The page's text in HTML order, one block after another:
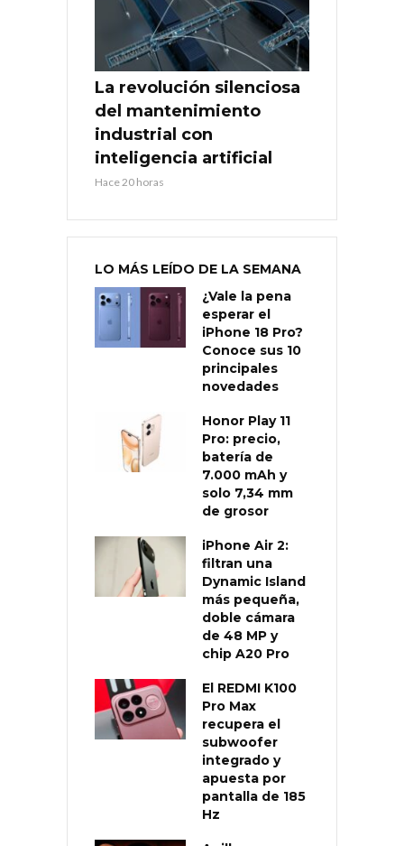
La revolución silenciosa
del mantenimiento
industrial con
inteligencia artificial
Hace 20 horas
LO MÁS LEÍDO DE LA SEMANA
¿Vale la pena
esperar el
iPhone 18 Pro?
Conoce sus 10
principales
novedades
Honor Play 11
Pro: precio,
batería de
7.000 mAh y
solo 7,34 mm
de grosor
iPhone Air 2:
filtran una
Dynamic Island
más pequeña,
doble cámara
de 48 MP y
chip A20 Pro
El REDMI K100
Pro Max
recupera el
subwoofer
integrado y
apuesta por
pantalla de 185
Hz